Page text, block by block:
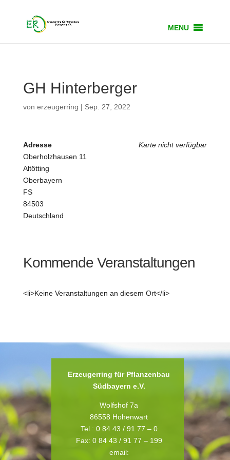
MENU
GH Hinterberger
von erzeugerring | Sep. 27, 2022
Karte nicht verfügbar
Adresse
Oberholzhausen 11
Altötting
Oberbayern
FS
84503
Deutschland
Kommende Veranstaltungen
<li>Keine Veranstaltungen an diesem Ort</li>
Erzeugerring für Pflanzenbau
Südbayern e.V.
Wolfshof 7a
86558 Hohenwart
Tel.: 0 84 43 / 91 77 – 0
Fax: 0 84 43 / 91 77 – 199
email: